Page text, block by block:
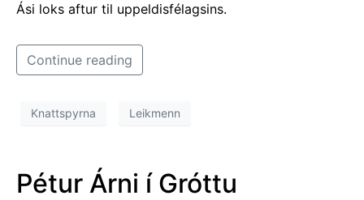
Ási loks aftur til uppeldisfélagsins.
Continue reading
Knattspyrna Leikmenn
Pétur Árni í Gróttu